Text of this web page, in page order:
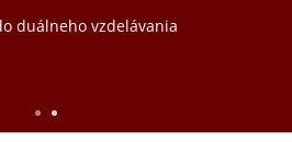
duálneho vzdelávania